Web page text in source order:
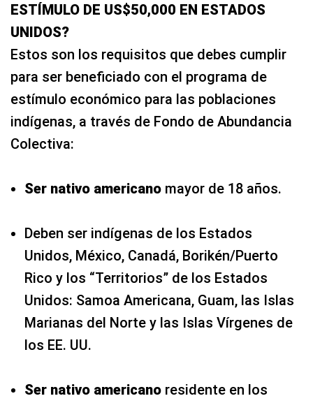
ESTÍMULO DE US$50,000 EN ESTADOS
UNIDOS?
Estos son los requisitos que debes cumplir
para ser beneficiado con el programa de
estímulo económico para las poblaciones
indígenas, a través de Fondo de Abundancia
Colectiva:
Ser nativo americano mayor de 18 años.
Deben ser indígenas de los Estados
Unidos, México, Canadá, Borikén/Puerto
Rico y los “Territorios” de los Estados
Unidos: Samoa Americana, Guam, las Islas
Marianas del Norte y las Islas Vírgenes de
los EE. UU.
Ser nativo americano residente en los